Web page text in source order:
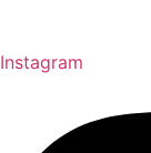
Instagram